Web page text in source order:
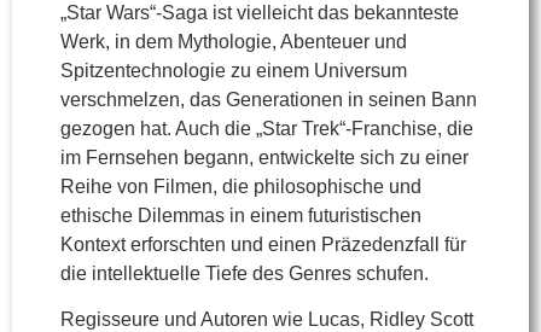
„Star Wars“-Saga ist vielleicht das bekannteste
Werk, in dem Mythologie, Abenteuer und
Spitzentechnologie zu einem Universum
verschmelzen, das Generationen in seinen Bann
gezogen hat. Auch die „Star Trek“-Franchise, die
im Fernsehen begann, entwickelte sich zu einer
Reihe von Filmen, die philosophische und
ethische Dilemmas in einem futuristischen
Kontext erforschten und einen Präzedenzfall für
die intellektuelle Tiefe des Genres schufen.
Regisseure und Autoren wie Lucas, Ridley Scott